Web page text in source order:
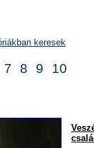
keresek
7 8 9
10